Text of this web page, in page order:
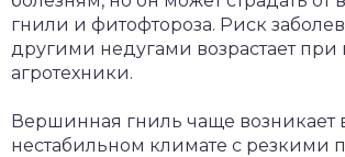
гнили и фитофтороза. Риск
другими недугами возрастает
агротехники.
Вершинная гниль чаще возникает
нестабильном климате с резкими